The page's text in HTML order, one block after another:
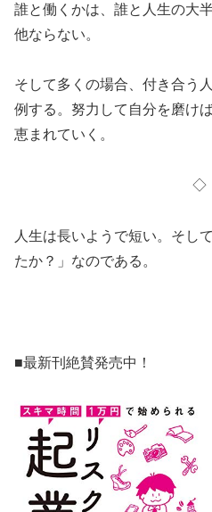
誰と働くかは、誰と人生の大
他ならない。
そして多くの場合、付き合う
例する。努力して自分を磨け
恵まれていく。
◇
人生は長いようで短い。そし
たか？」なのである。
■最新刊絶賛発売中！